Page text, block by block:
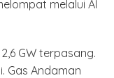
melalui AI
GW terpasang.
Gas Andaman